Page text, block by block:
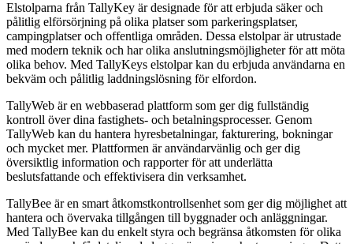
Elstolparna från TallyKey är designade för att erbjuda säker och
pålitlig elförsörjning på olika platser som parkeringsplatser,
campingplatser och offentliga områden. Dessa elstolpar är utrustade
med modern teknik och har olika anslutningsmöjligheter för att möta
olika behov. Med TallyKeys elstolpar kan du erbjuda användarna en
bekväm och pålitlig laddningslösning för elfordon.
TallyWeb är en webbaserad plattform som ger dig fullständig
kontroll över dina fastighets- och betalningsprocesser. Genom
TallyWeb kan du hantera hyresbetalningar, fakturering, bokningar
och mycket mer. Plattformen är användarvänlig och ger dig
översiktlig information och rapporter för att underlätta
beslutsfattande och effektivisera din verksamhet.
TallyBee är en smart åtkomstkontrollsenhet som ger dig möjlighet att
hantera och övervaka tillgången till byggnader och anläggningar.
Med TallyBee kan du enkelt styra och begränsa åtkomsten för olika